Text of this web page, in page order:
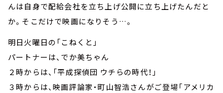
んは自身で配給会社を立ち上げ公開に立ち上げたんだと
か。そこだけで映画になりそう…。
明日火曜日の「こねくと」
パートナーは、でか美ちゃん
２時からは、「平成探偵団 ウチらの時代！」
３時からは、映画評論家・町山智浩さんがご登場「アメリカ